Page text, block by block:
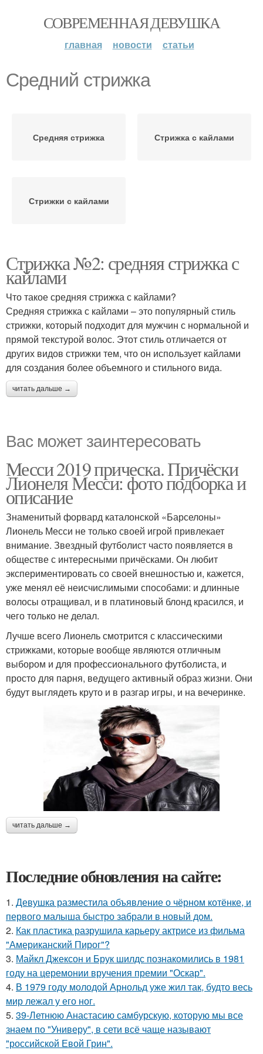
СОВРЕМЕННАЯ ДЕВУШКА
главная новости статьи
Средний стрижка
Средняя стрижка Стрижка с кайлами
Стрижки с кайлами
Стрижка №2: средняя стрижка с
кайлами
Что такое средняя стрижка с кайлами?
Средняя стрижка с кайлами – это популярный стиль
стрижки, который подходит для мужчин с нормальной и
прямой текстурой волос. Этот стиль отличается от
других видов стрижки тем, что он использует кайлами
для создания более объемного и стильного вида.
читать дальше →
Вас может заинтересовать
Месси 2019 прическа. Причёски
Лионеля Месси: фото подборка и
описание
Знаменитый форвард каталонской «Барселоны»
Лионель Месси не только своей игрой привлекает
внимание. Звездный футболист часто появляется в
обществе с интересными причёсками. Он любит
экспериментировать со своей внешностью и, кажется,
уже менял её неисчислимыми способами: и длинные
волосы отращивал, и в платиновый блонд красился, и
чего только не делал.
Лучше всего Лионель смотрится с классическими
стрижками, которые вообще являются отличным
выбором и для профессионального футболиста, и
просто для парня, ведущего активный образ жизни. Они
будут выглядеть круто и в разгар игры, и на вечеринке.
читать дальше →
Последние обновления на сайте:
1. Девушка разместила объявление о чёрном котёнке, и
первого малыша быстро забрали в новый дом.
2. Как пластика разрушила карьеру актрисе из фильма
"Американский Пирог"?
3. Майкл Джексон и Брук шилдс познакомились в 1981
году на церемонии вручения премии "Оскар".
4. В 1979 году молодой Арнольд уже жил так, будто весь
мир лежал у его ног.
5. 39-Летнюю Анастасию самбурскую, которую мы все
знаем по "Универу", в сети всё чаще называют
"российской Евой Грин".